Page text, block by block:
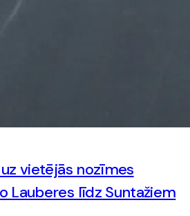
vietējās nozīmes
Lauberes līdz Suntažiem